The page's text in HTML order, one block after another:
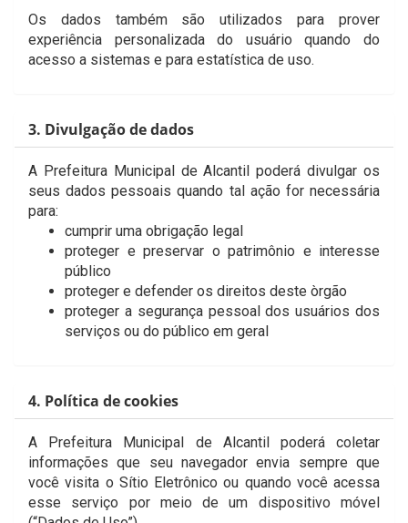
Os dados também são utilizados para prover
experiência personalizada do usuário quando do
acesso a sistemas e para estatística de uso.
3. Divulgação de dados
A Prefeitura Municipal de Alcantil poderá divulgar os
seus dados pessoais quando tal ação for necessária
para:
cumprir uma obrigação legal
proteger e preservar o patrimônio e interesse
público
proteger e defender os direitos deste òrgão
proteger a segurança pessoal dos usuários dos
serviços ou do público em geral
4. Política de cookies
A Prefeitura Municipal de Alcantil poderá coletar
informações que seu navegador envia sempre que
você visita o Sítio Eletrônico ou quando você acessa
esse serviço por meio de um dispositivo móvel